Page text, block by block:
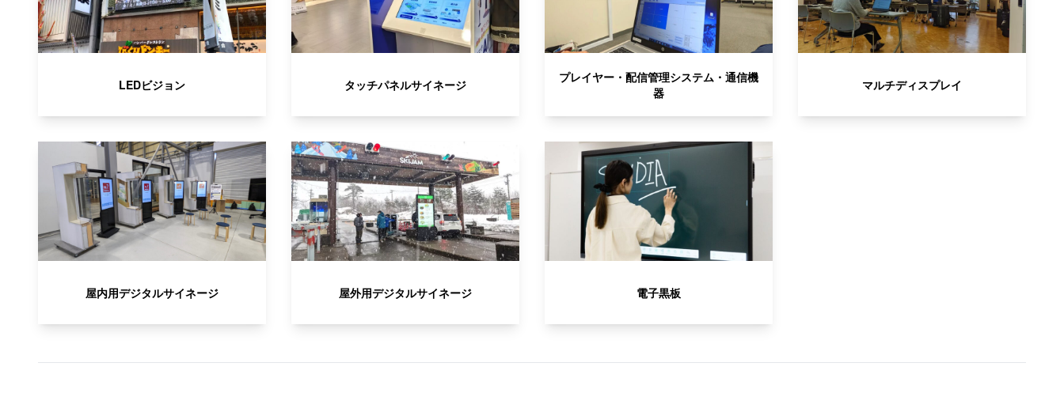
LEDビジョン タッチパネルサイネージ
プレイヤー・配信管理システム・通信機
器
マルチディスプレイ
屋内用デジタルサイネージ 屋外用デジタルサイネージ 電子黒板